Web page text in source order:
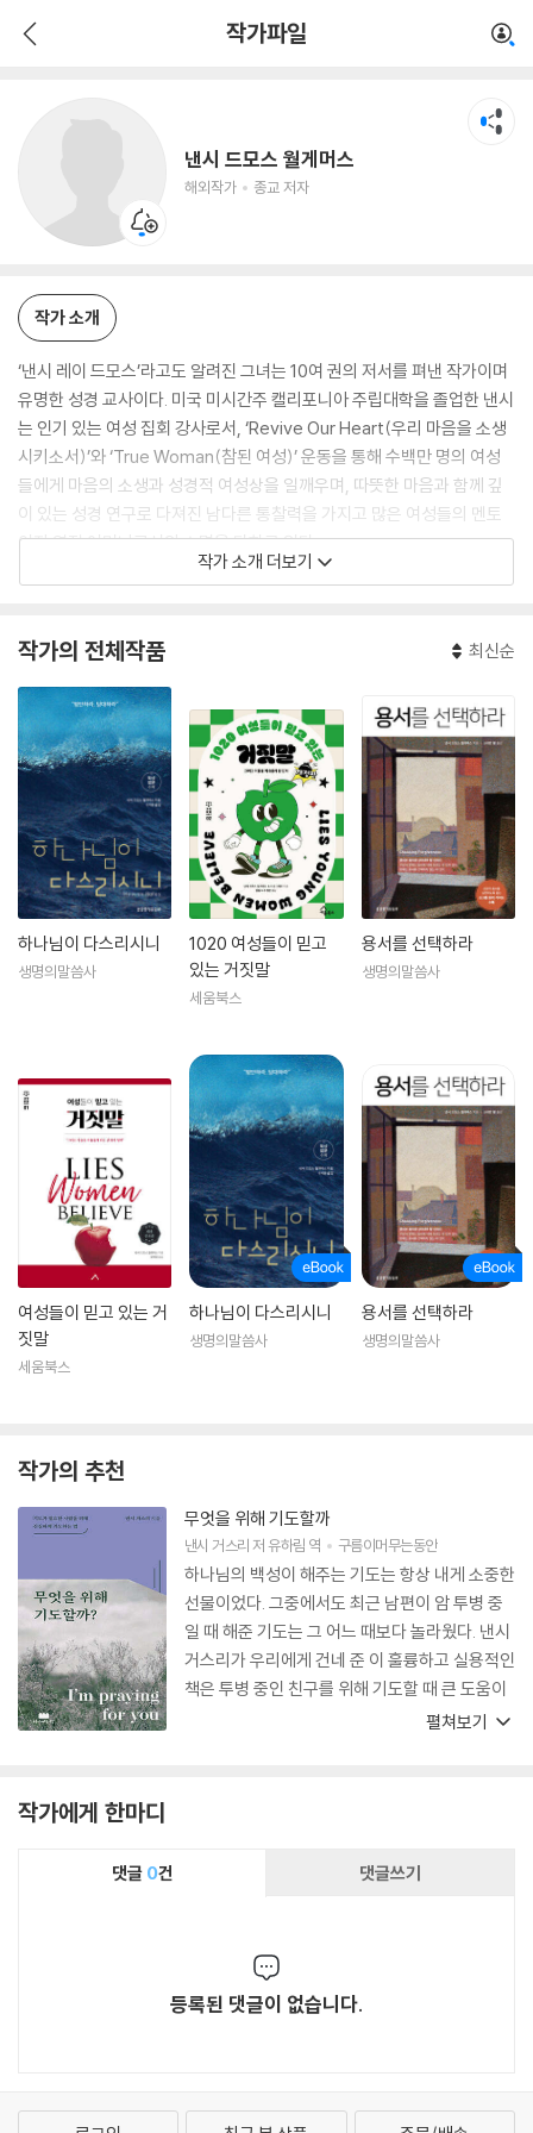
작가파일
낸시 드모스 월게머스
해외작가 종교 저자
작가 소개
‘낸시 레이 드모스’라고도 알려진 그녀는 10여 권의 저서를 펴낸 작가이며
유명한 성경 교사이다. 미국 미시간주 캘리포니아 주립대학을 졸업한 낸시
는 인기 있는 여성 집회 강사로서, ‘Revive Our Heart(우리 마음을 소생
시키소서)’와 ‘True Woman(참된 여성)’ 운동을 통해 수백만 명의 여성
들에게 마음의 소생과 성경적 여성상을 일깨우며, 따뜻한 마음과 함께 깊
이 있는 성경 연구로 다져진 남다른 통찰력을 가지고 많은 여성들의 멘토
이자 영적 어머니로서의 소명을 다하고 있다.
토마스 넬슨 출판사의 전 사장인 로버트 월게머스와 결혼하여 미시간주에
서 살고 있다.
한국에 소개된 그녀의 저서로는 『왕의 정원으로』, 『감사가 이끄는 삶』, 『거
룩함: 하나님이 함께하시는 성품』, 『깨어짐: 하나님이 사용하시는 마음』,
『내어맡김: 하나님이 다스리시는 의지』 등이 있다.
작가 소개 더보기
작가의 전체작품 최신순
하나님이 다스리시니
생명의말씀사
1020 여성들이 믿고
있는 거짓말
세움북스
용서를 선택하라
생명의말씀사
여성들이 믿고 있는 거
짓말
세움북스
하나님이 다스리시니
생명의말씀사
용서를 선택하라
생명의말씀사
작가의 추천
무엇을 위해 기도할까
낸시 거스리저유하림 역 구름이머무는동안
하나님의 백성이 해주는 기도는 항상 내게 소중한
선물이었다. 그중에서도 최근 남편이 암 투병 중
일 때 해준 기도는 그 어느 때보다 놀라웠다. 낸시
거스리가 우리에게 건네 준 이 훌륭하고 실용적인
책은 투병 중인 친구를 위해 기도할 때 큰 도움이
될 것이다. 성경에 근거해 기도를 드리고, 날마다
펼쳐보기
작가에게 한마디
댓글 0건 댓글쓰기
등록된 댓글이 없습니다.